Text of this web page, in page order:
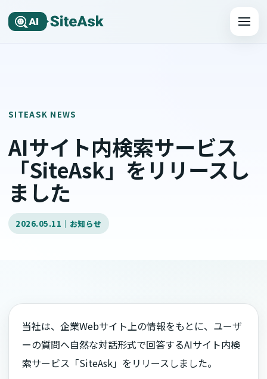
メニュ
SITEASK NEWS
AIサイト内検索サービス
「SiteAsk」をリリースし
ました
2026.05.11｜お知らせ
当社は、企業Webサイト上の情報をもとに、ユーザ
ーの質問へ自然な対話形式で回答するAIサイト内検
索サービス「SiteAsk」をリリースしました。